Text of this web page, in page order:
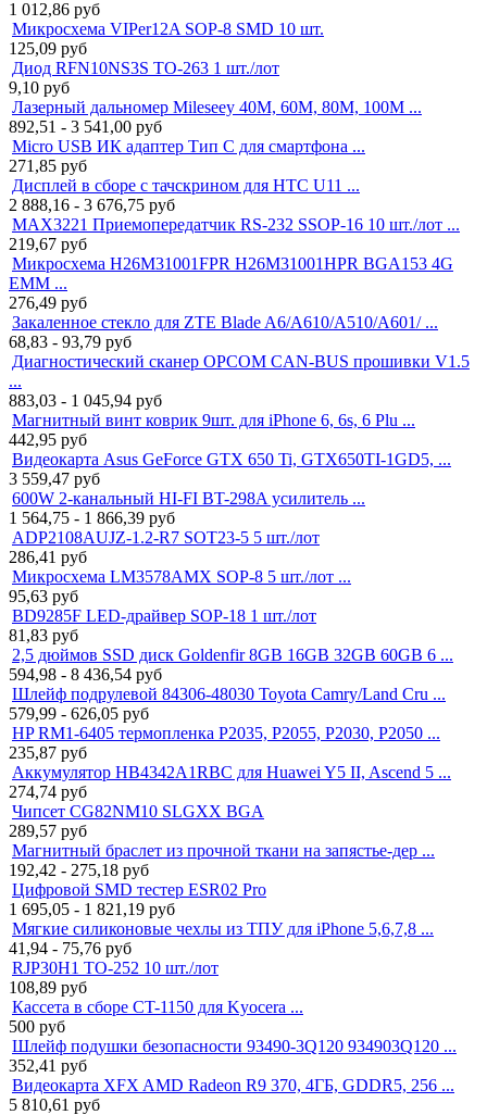
1 012,86 руб
Микросхема VIPer12A SOP-8 SMD 10 шт.
125,09 руб
Диод RFN10NS3S TO-263 1 шт./лот
9,10 руб
Лазерный дальномер Mileseey 40M, 60M, 80M, 100M ...
892,51 - 3 541,00 руб
Micro USB ИК адаптер Тип C для смартфона ...
271,85 руб
Дисплей в сборе с тачскрином для HTC U11 ...
2 888,16 - 3 676,75 руб
MAX3221 Приемопередатчик RS-232 SSOP-16 10 шт./лот ...
219,67 руб
Микросхема H26M31001FPR H26M31001HPR BGA153 4G
EMM ...
276,49 руб
Закаленное стекло для ZTE Blade A6/A610/A510/A601/ ...
68,83 - 93,79 руб
Диагностический сканер OPCOM CAN-BUS прошивки V1.5
...
883,03 - 1 045,94 руб
Магнитный винт коврик 9шт. для iPhone 6, 6s, 6 Plu ...
442,95 руб
Видеокарта Asus GeForce GTX 650 Ti, GTX650TI-1GD5, ...
3 559,47 руб
600W 2-канальный HI-FI BT-298A усилитель ...
1 564,75 - 1 866,39 руб
ADP2108AUJZ-1.2-R7 SOT23-5 5 шт./лот
286,41 руб
Микросхема LM3578AMX SOP-8 5 шт./лот ...
95,63 руб
BD9285F LED-драйвер SOP-18 1 шт./лот
81,83 руб
2,5 дюймов SSD диск Goldenfir 8GB 16GB 32GB 60GB 6 ...
594,98 - 8 436,54 руб
Шлейф подрулевой 84306-48030 Toyota Camry/Land Cru ...
579,99 - 626,05 руб
HP RM1-6405 термопленка P2035, P2055, P2030, P2050 ...
235,87 руб
Аккумулятор HB4342A1RBC для Huawei Y5 II, Ascend 5 ...
274,74 руб
Чипсет CG82NM10 SLGXX BGA
289,57 руб
Магнитный браслет из прочной ткани на запястье-дер ...
192,42 - 275,18 руб
Цифровой SMD тестер ESR02 Pro
1 695,05 - 1 821,19 руб
Мягкие силиконовые чехлы из ТПУ для iPhone 5,6,7,8 ...
41,94 - 75,76 руб
RJP30H1 TO-252 10 шт./лот
108,89 руб
Кассета в сборе CT-1150 для Kyocera ...
500 руб
Шлейф подушки безопасности 93490-3Q120 934903Q120 ...
352,41 руб
Видеокарта XFX AMD Radeon R9 370, 4ГБ, GDDR5, 256 ...
5 810,61 руб